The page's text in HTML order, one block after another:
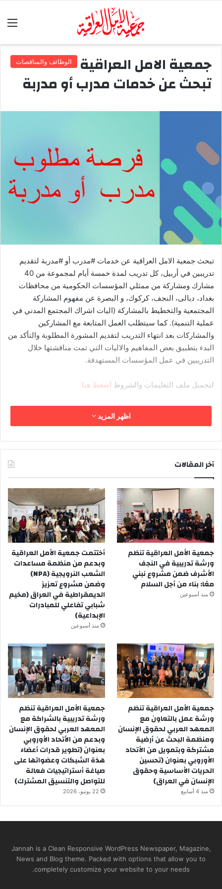
الوظائف والمناقصات جمعية الامل العراقية
تبحث عن خدمات مدرب أو مدربة
تبحث جمعية الامل العراقية عن خدمات #مدرب أو #مدربة لتقديم
تدريبين في أربيل، كل تدريب لمدة خمسة أيام لمجموعة من 40
مشارك ومشاركة من ممثلي المؤسسات الحكومية من محافظات
بغداد، ديالى، النجف، كركوك، و البصرة عن مفهوم المشاركة
المجتمعية والتخطيط بالمشاركة (اليات اشراك المجتمع المدني في
عملية التنمية). كما سيتطلب العمل المتابعة مع المشاركين
والمشاركات بعد انتهاء التدريب لتقديم المشورة المطلوبة والتأكد من
البدء بتطبيق بعض المفاهيم والاليات التي تمت مناقشتها خلال
التدريبين في عمل المؤسسات المستهدفة.
لتحميل ملف التعليمات والشروط اضغط هنا
اظهر المزيد
آخر المقالات
جمعية الأمل العراقية تنظم
ورشة تدريبية في النجف
الأشرف ضمن مشروع نبني
معًا: بناء من أجل السلام
منذ أسبوعين
أختتمت جمعية الأمل العراقية
وبدعم من منظمة مساعدات
الشعب النرويجية (NPA)
وضمن مشروع تعزيز
الديمقراطية في العراق (مخيم
شبابي تفاعلي للمبادرات
الإبداعية)
منذ أسبوعين
جمعية الأمل العراقية تنظم
ورشة عمل بالتعاون مع
المعهد العربي لحقوق الإنسان
ومنظمة البحث عن أرضية
مشتركة وبتمويل من الأتحاد
الأوروبي بعنوان (تحسين
الحريات الأساسية وحقوق
الإنسان في العراق)
منذ 4 أسابيع
جمعية الأمل العراقية تنظم
ورشة تدريبية بالشراكة مع
المعهد العربي لحقوق الإنسان
وبدعم من الأتحاد الأوروبي
بعنوان (تطوير قدرات أعضاء
هذة الشبكات وعضواتها على
صياغة أستراتيجيات فعالة
للتواصل والتنسيق المشترك)
22 يونيو، 2026
Jannah is a Clean Responsive WordPress Newspaper, Magazine,
News and Blog theme. Packed with options that allow you to
completely customize your website to your needs.